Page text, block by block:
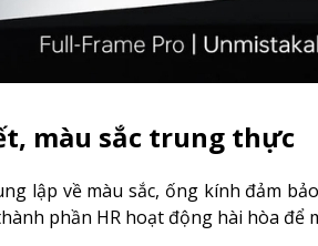
màu sắc trung thực
lập về màu sắc, ống kính đảm
phần HR hoạt động hài hòa để